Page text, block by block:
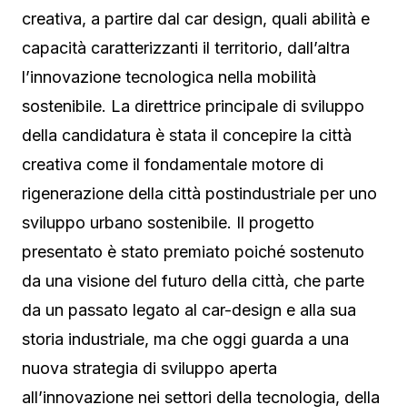
creativa, a partire dal car design, quali abilità e
capacità caratterizzanti il territorio, dall’altra
l’innovazione tecnologica nella mobilità
sostenibile. La direttrice principale di sviluppo
della candidatura è stata il concepire la città
creativa come il fondamentale motore di
rigenerazione della città postindustriale per uno
sviluppo urbano sostenibile. Il progetto
presentato è stato premiato poiché sostenuto
da una visione del futuro della città, che parte
da un passato legato al car-design e alla sua
storia industriale, ma che oggi guarda a una
nuova strategia di sviluppo aperta
all’innovazione nei settori della tecnologia, della